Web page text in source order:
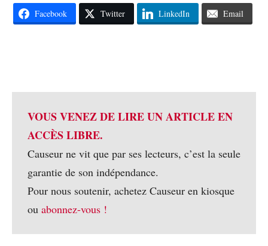
Facebook Twitter LinkedIn Email
VOUS VENEZ DE LIRE UN ARTICLE EN
ACCÈS LIBRE.
Causeur ne vit que par ses lecteurs, c’est la seule
garantie de son indépendance.
Pour nous soutenir, achetez Causeur en kiosque
ou abonnez-vous !